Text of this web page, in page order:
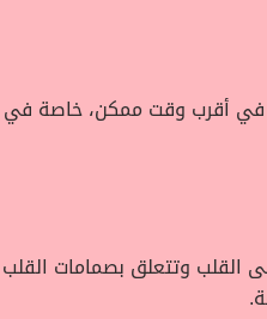
في أقرب وقت ممكن، خاصة
القلب وتتعلق بصمامات